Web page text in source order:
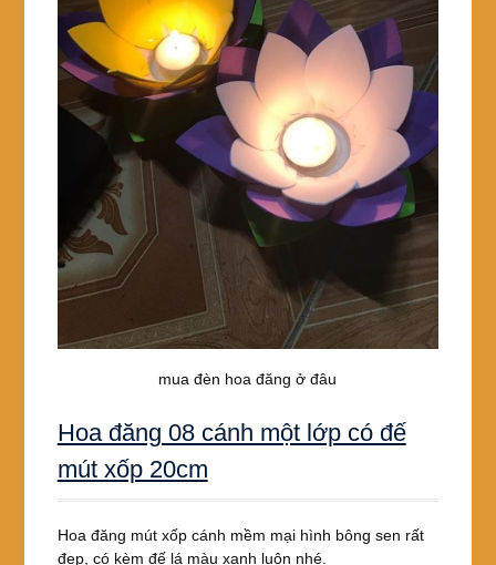
mua đèn hoa đăng ở đâu
Hoa đăng 08 cánh một lớp có đế
mút xốp 20cm
Hoa đăng mút xốp cánh mềm mại hình bông sen rất
đẹp, có kèm đế lá màu xanh luôn nhé.